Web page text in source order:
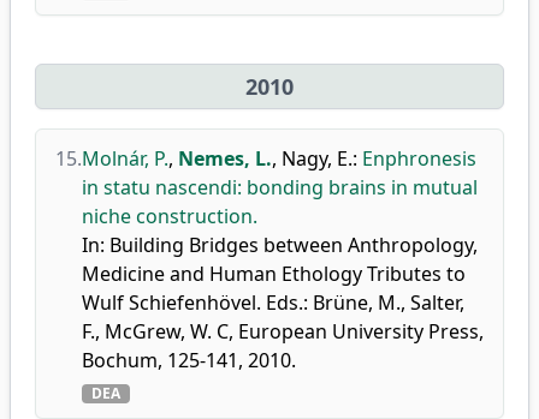
2010
15.Molnár, P., Nemes, L., Nagy, E.: Enphronesis
in statu nascendi: bonding brains in mutual
niche construction.
In: Building Bridges between Anthropology,
Medicine and Human Ethology Tributes to
Wulf Schiefenhövel. Eds.: Brüne, M., Salter,
F., McGrew, W. C, European University Press,
Bochum, 125-141, 2010.
DEA